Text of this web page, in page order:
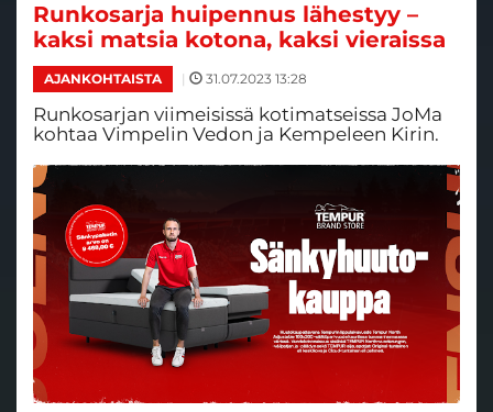
Runkosarja huipennus lähestyy –
kaksi matsia kotona, kaksi vieraissa
AJANKOHTAISTA | 31.07.2023 13:28
Runkosarjan viimeisissä kotimatseissa JoMa
kohtaa Vimpelin Vedon ja Kempeleen Kirin.